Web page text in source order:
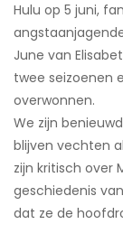
Hulu op 5 juni,
June van
twee seizoenen
overwonnen.
We zijn
blijven vechten
zijn kritisch over
geschiedenis
dat ze de